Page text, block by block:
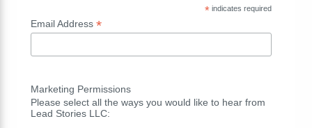
*indicates required
Email Address *
Marketing Permissions
Please select all the ways you would like to hear from
Lead Stories LLC: